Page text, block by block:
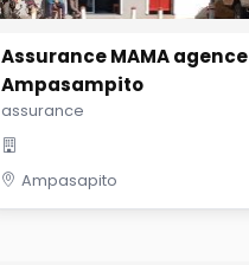
Assurance MAMA agence
Ampasampito
assurance
Ampasapito